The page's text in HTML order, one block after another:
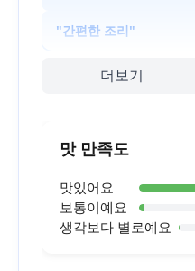
"간편한 조리"
더보기
맛 만족도
맛있어요
보통이예요
생각보다 별로예요